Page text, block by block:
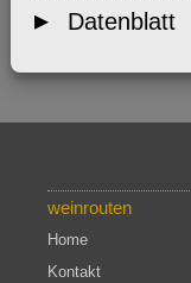
Datenblatt
weinrouten
Home
Kontakt